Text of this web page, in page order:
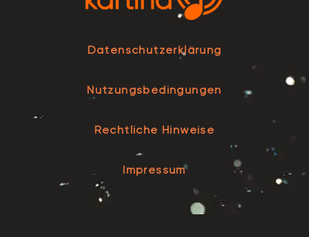
Datenschutzerklärung
Nutzungsbedingungen
Rechtliche Hinweise
Impressum